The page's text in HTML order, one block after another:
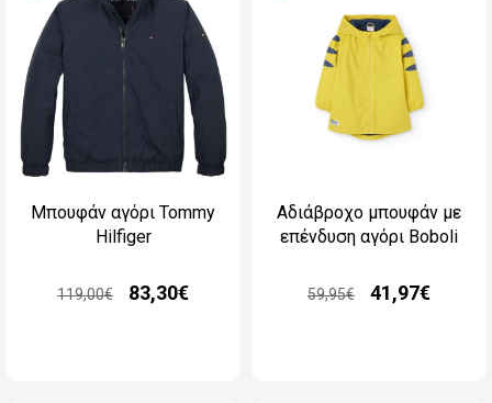
Μπουφάν αγόρι Tommy
Hilfiger
119,00€ 83,30€
Αδιάβροχο μπουφάν με
επένδυση αγόρι Boboli
59,95€ 41,97€